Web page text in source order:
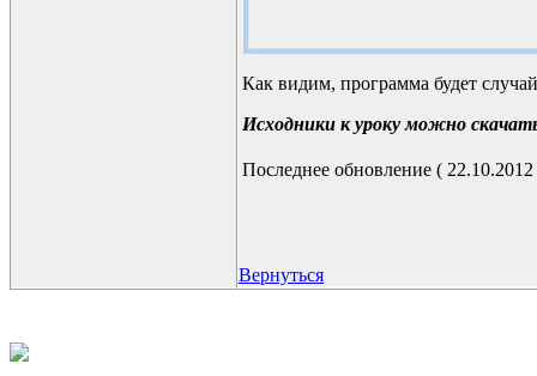
Как видим, программа будет
Исходники к уроку можно
Последнее обновление ( 22.10.2012
Вернуться